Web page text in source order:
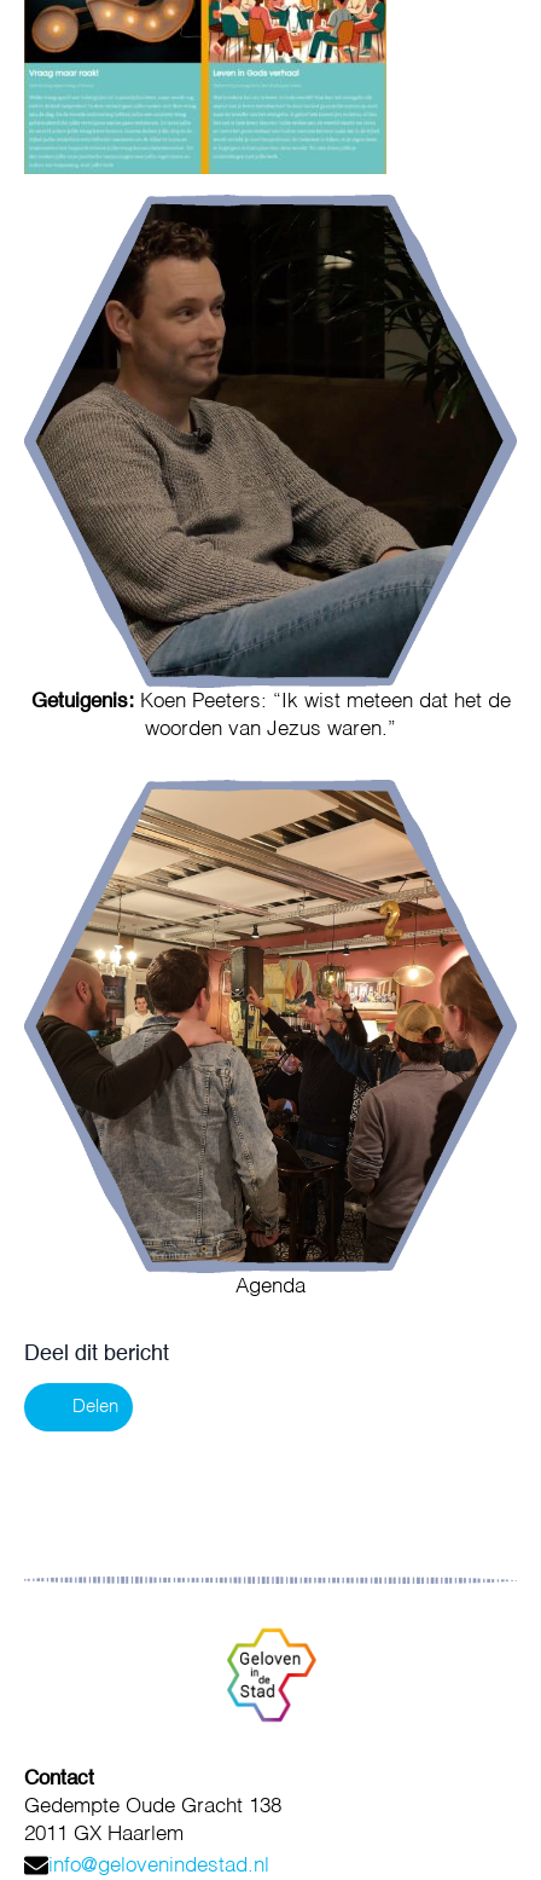
Getuigenis: Koen Peeters: “Ik wist meteen dat het de
woorden van Jezus waren.”
Agenda
Deel dit bericht
Delen
Contact
Gedempte Oude Gracht 138
2011 GX Haarlem
info@gelovenindestad.nl